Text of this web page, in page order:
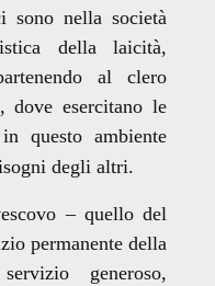
sono nella società
della laicità,
al clero
dove esercitano le
questo ambiente
degli altri.
– quello del
permanente della
generoso,